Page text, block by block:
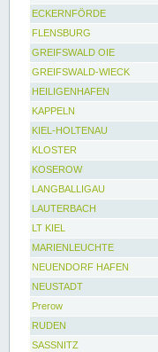
ECKERNFÖRDE
FLENSBURG
GREIFSWALD OIE
GREIFSWALD-WIECK
HEILIGENHAFEN
KAPPELN
KIEL-HOLTENAU
KLOSTER
KOSEROW
LANGBALLIGAU
LAUTERBACH
LT KIEL
MARIENLEUCHTE
NEUENDORF HAFEN
NEUSTADT
Prerow
RUDEN
SASSNITZ